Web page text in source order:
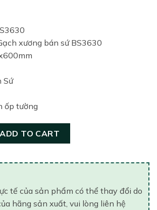
xương bán sứ BS3630
Sứ
ốp tường
ADD TO CART
tế của sản phẩm có thể thay đổi do
hãng sản xuất, vui lòng liên hệ